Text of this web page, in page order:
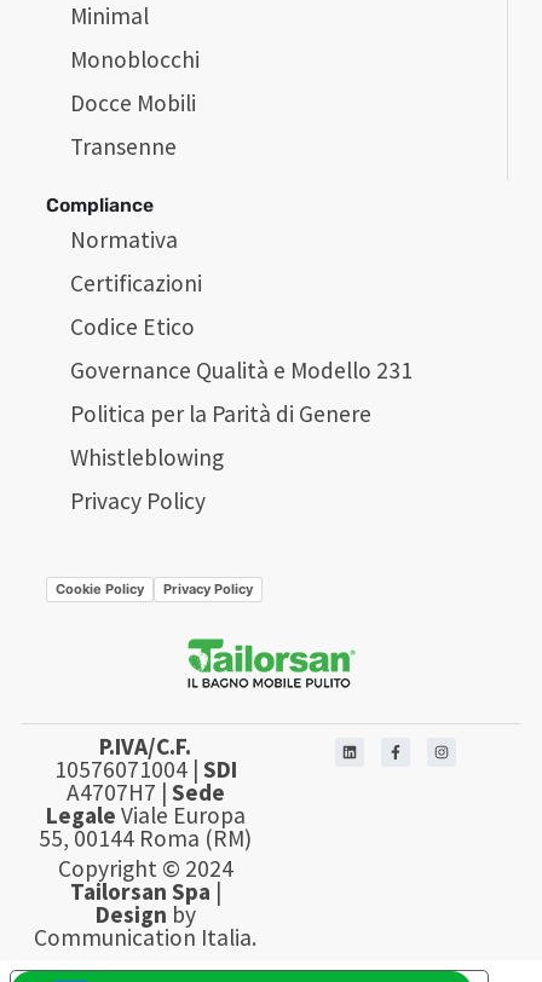
Minimal
Monoblocchi
Docce Mobili
Transenne
Compliance
Normativa
Certificazioni
Codice Etico
Governance Qualità e Modello 231
Politica per la Parità di Genere
Whistleblowing
Privacy Policy
Cookie Policy Privacy Policy
P.IVA/C.F.
10576071004 | SDI
A4707H7 | Sede
Legale Viale Europa
55, 00144 Roma (RM)
Copyright © 2024
Tailorsan Spa |
Design by
Communication Italia.